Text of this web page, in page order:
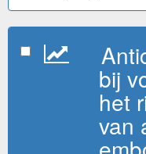
bij
het
van